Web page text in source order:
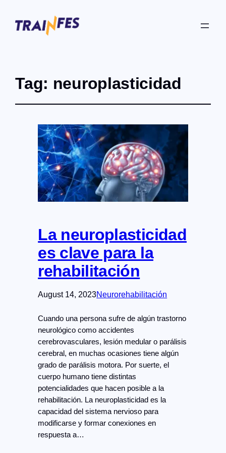
Tag: neuroplasticidad
La neuroplasticidad
es clave para la
rehabilitación
August 14, 2023Neurorehabilitación
Cuando una persona sufre de algún trastorno
neurológico como accidentes
cerebrovasculares, lesión medular o parálisis
cerebral, en muchas ocasiones tiene algún
grado de parálisis motora. Por suerte, el
cuerpo humano tiene distintas
potencialidades que hacen posible a la
rehabilitación. La neuroplasticidad es la
capacidad del sistema nervioso para
modificarse y formar conexiones en
respuesta a…